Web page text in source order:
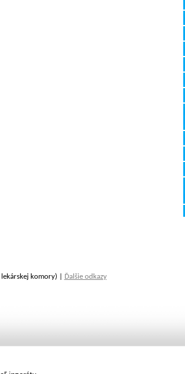
komory) | Ďalšie odkazy